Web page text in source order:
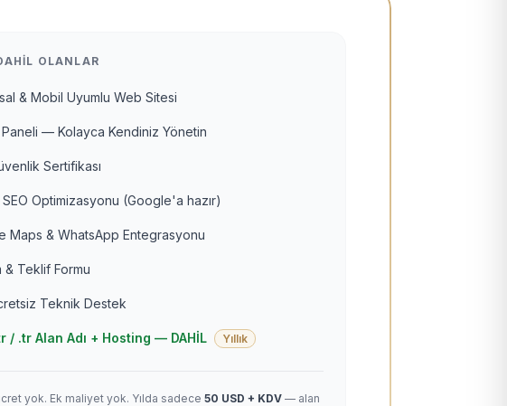
OLANLAR
& Mobil Uyumlu Web Sitesi
Paneli — Kolayca Kendiniz Yönetin
Sertifikası
Optimizasyonu (Google'a hazır)
Maps & WhatsApp Entegrasyonu
& Teklif Formu
Teknik Destek
/ .tr Alan Adı + Hosting — DAHİL Yıllık
yok. Ek maliyet yok. Yılda sadece 50 USD + KDV — alan